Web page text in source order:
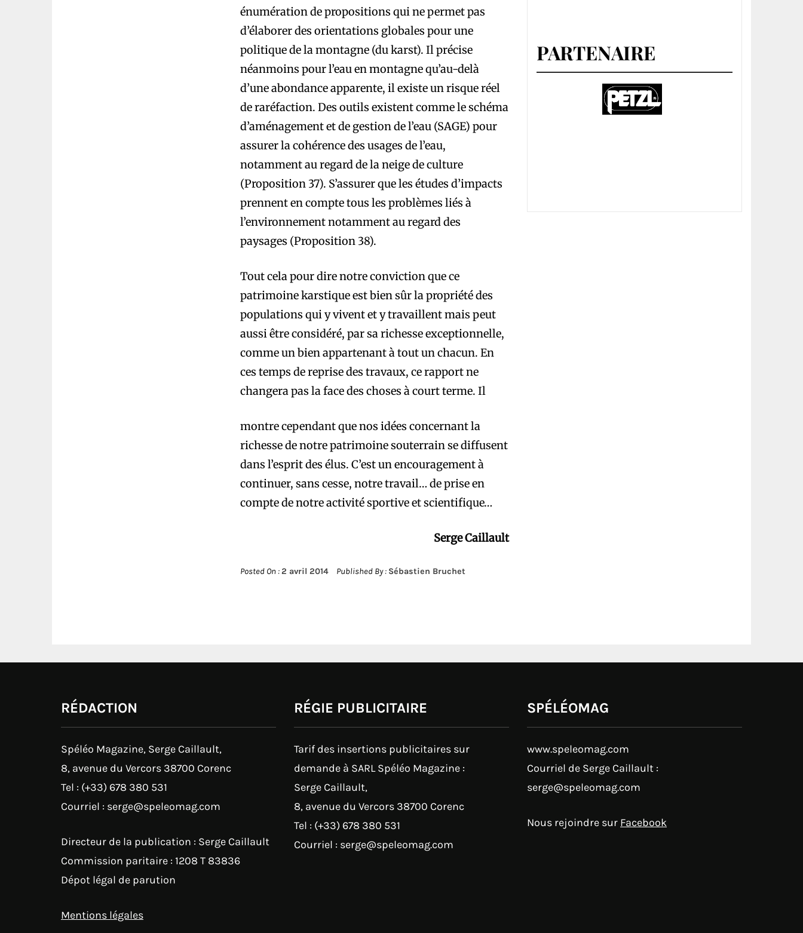
énumération de propositions qui ne permet pas
d’élaborer des orientations globales pour une
politique de la montagne (du karst). Il précise
néanmoins pour l’eau en montagne qu’au-delà
d’une abondance apparente, il existe un risque réel
de raréfaction. Des outils existent comme le schéma
d’aménagement et de gestion de l’eau (SAGE) pour
assurer la cohérence des usages de l’eau,
notamment au regard de la neige de culture
(Proposition 37). S’assurer que les études d’impacts
prennent en compte tous les problèmes liés à
l’environnement notamment au regard des
paysages (Proposition 38).
Tout cela pour dire notre conviction que ce
patrimoine karstique est bien sûr la propriété des
populations qui y vivent et y travaillent mais peut
aussi être considéré, par sa richesse exceptionnelle,
comme un bien appartenant à tout un chacun. En
ces temps de reprise des travaux, ce rapport ne
changera pas la face des choses à court terme. Il
montre cependant que nos idées concernant la
richesse de notre patrimoine souterrain se diffusent
dans l’esprit des élus. C’est un encouragement à
continuer, sans cesse, notre travail… de prise en
compte de notre activité sportive et scientifique…
Serge Caillault
Posted On :2 avril 2014 Published By : Sébastien Bruchet
PARTENAIRE
RÉDACTION
Spéléo Magazine, Serge Caillault,
8, avenue du Vercors 38700 Corenc
Tel : (+33) 678 380 531
Courriel : serge@speleomag.com
Directeur de la publication : Serge Caillault
Commission paritaire : 1208 T 83836
Dépot légal de parution
Mentions légales
RÉGIE PUBLICITAIRE
Tarif des insertions publicitaires sur
demande à SARL Spéléo Magazine :
Serge Caillault,
8, avenue du Vercors 38700 Corenc
Tel : (+33) 678 380 531
Courriel : serge@speleomag.com
SPÉLÉOMAG
www.speleomag.com
Courriel de Serge Caillault :
serge@speleomag.com
Nous rejoindre sur Facebook